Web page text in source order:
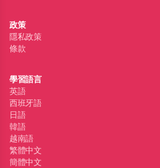
政策
隱私政策
條款
學習語言
英語
西班牙語
日語
韓語
越南語
繁體中文
簡體中文